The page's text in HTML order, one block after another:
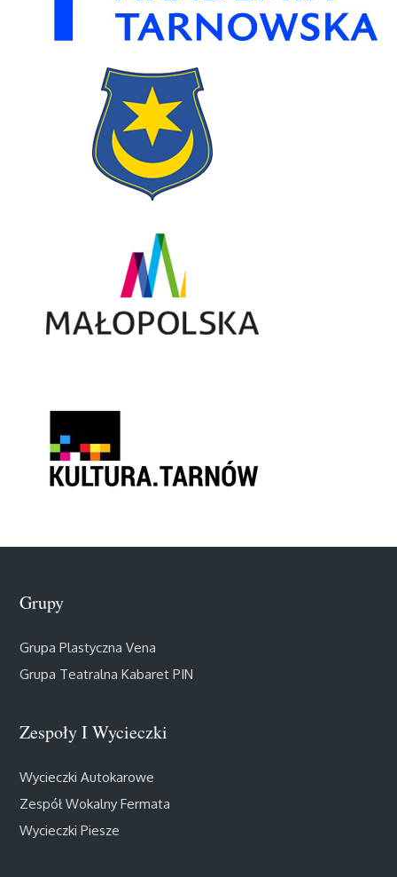
Grupy
Grupa Plastyczna Vena
Grupa Teatralna Kabaret PIN
Zespoły I Wycieczki
Wycieczki Autokarowe
Zespół Wokalny Fermata
Wycieczki Piesze